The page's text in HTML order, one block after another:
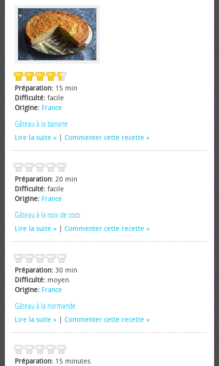
Préparation: 15 min
Difficulté: facile
Origine: France
Gâteau à la banane
Lire la suite Commenter cette recette
Préparation: 20 min
Difficulté: facile
Origine: France
Gâteau à la noix de coco
Lire la suite Commenter cette recette
Préparation: 30 min
Difficulté: moyen
Origine: France
Gâteau à la normande
Lire la suite Commenter cette recette
Préparation: 15 minutes